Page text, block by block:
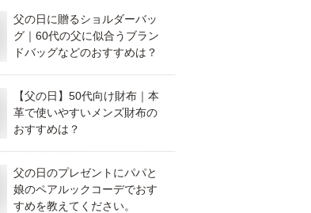
父の日に贈るショルダーバッ
グ｜60代の父に似合うブラン
ドバッグなどのおすすめは？
【父の日】50代向け財布｜本
革で使いやすいメンズ財布の
おすすめは？
父の日のプレゼントにパパと
娘のペアルックコーデでおす
すめを教えてください。